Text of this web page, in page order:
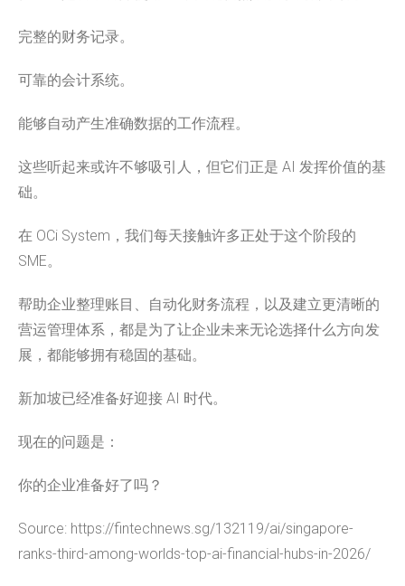
完整的财务记录。
可靠的会计系统。
能够自动产生准确数据的工作流程。
这些听起来或许不够吸引人，但它们正是 AI 发挥价值的基
础。
在 OCi System，我们每天接触许多正处于这个阶段的
SME。
帮助企业整理账目、自动化财务流程，以及建立更清晰的
营运管理体系，都是为了让企业未来无论选择什么方向发
展，都能够拥有稳固的基础。
新加坡已经准备好迎接 AI 时代。
现在的问题是：
你的企业准备好了吗？
Source: https://fintechnews.sg/132119/ai/singapore-
ranks-third-among-worlds-top-ai-financial-hubs-in-2026/